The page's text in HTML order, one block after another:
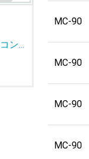
ヒートカッター・パワーコントローラー
MC-90
MC-90
MC-90
MC-90